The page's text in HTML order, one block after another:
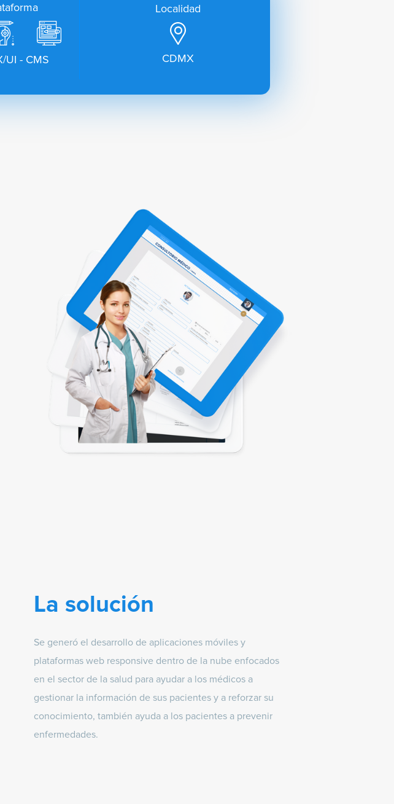
UI - CMS
Localidad
CDMX
La solución
Se generó el desarrollo de aplicaciones móviles y
plataformas web responsive dentro de la nube enfocados
en el sector de la salud para ayudar a los médicos a
gestionar la información de sus pacientes y a reforzar su
conocimiento, también ayuda a los pacientes a prevenir
enfermedades.